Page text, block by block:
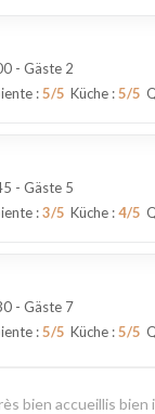
- Gäste 2
:5/5 Küche :5/5
- Gäste 5
:3/5 Küche :4/5
- Gäste 7
:5/5 Küche :5/5
bien accueillis bien